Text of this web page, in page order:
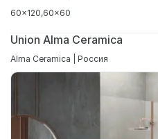
60x120 60x60
Union Alma Ceramica
Alma Ceramica | Россия